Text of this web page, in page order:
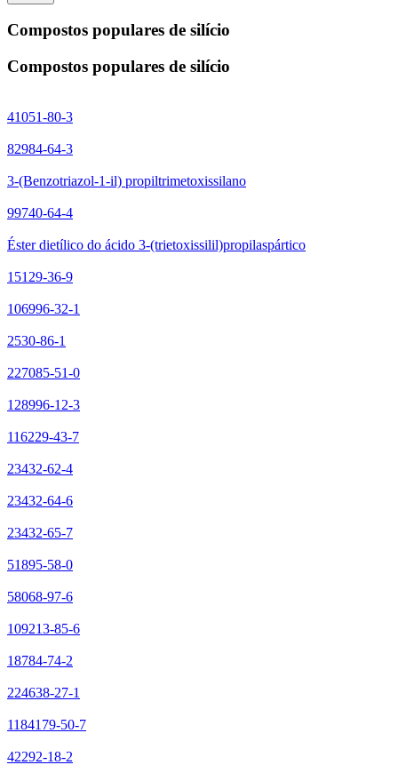
Compostos populares de silício
Compostos populares de silício
41051-80-3
82984-64-3
3-(Benzotriazol-1-il) propiltrimetoxissilano
99740-64-4
Éster dietílico do ácido 3-(trietoxissilil)propilaspártico
15129-36-9
106996-32-1
2530-86-1
227085-51-0
128996-12-3
116229-43-7
23432-62-4
23432-64-6
23432-65-7
51895-58-0
58068-97-6
109213-85-6
18784-74-2
224638-27-1
1184179-50-7
42292-18-2